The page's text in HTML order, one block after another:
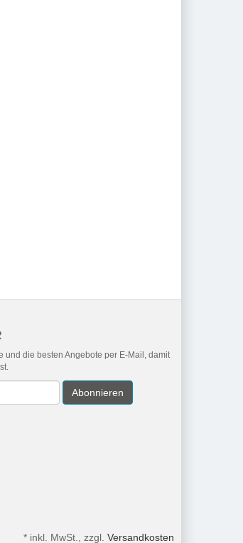
und die besten Angebote per E-Mail, damit
Abonnieren
* inkl. MwSt., zzgl. Versandkosten